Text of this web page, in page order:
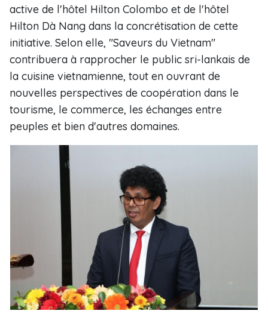
active de l'hôtel Hilton Colombo et de l'hôtel
Hilton Dà Nang dans la concrétisation de cette
initiative. Selon elle, "Saveurs du Vietnam"
contribuera à rapprocher le public sri-lankais de
la cuisine vietnamienne, tout en ouvrant de
nouvelles perspectives de coopération dans le
tourisme, le commerce, les échanges entre
peuples et bien d'autres domaines.